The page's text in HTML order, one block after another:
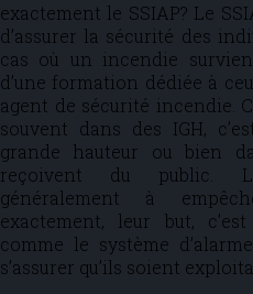
exactement le SSIAP? Le
d’assurer la sécurité des
cas où un incendie
d’une formation dédiée à
agent de sécurité incendie.
souvent dans des IGH,
grande hauteur ou bien
reçoivent du public.
généralement à
exactement, leur but,
comme le système
s’assurer qu’ils soient